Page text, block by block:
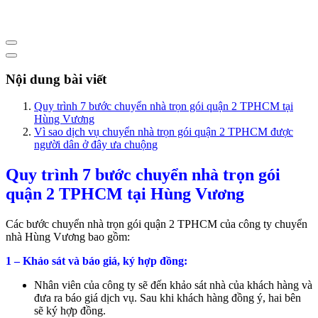
Nội dung bài viết
Quy trình 7 bước chuyển nhà trọn gói quận 2 TPHCM tại
Hùng Vương
Vì sao dịch vụ chuyển nhà trọn gói quận 2 TPHCM được
người dân ở đây ưa chuộng
Quy trình 7 bước chuyển nhà trọn gói
quận 2 TPHCM tại Hùng Vương
Các bước chuyển nhà trọn gói quận 2 TPHCM của công ty chuyển
nhà Hùng Vương bao gồm:
1 – Khảo sát và báo giá, ký hợp đồng:
Nhân viên của công ty sẽ đến khảo sát nhà của khách hàng và
đưa ra báo giá dịch vụ. Sau khi khách hàng đồng ý, hai bên
sẽ ký hợp đồng.